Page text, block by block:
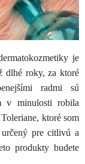
je
dlhé roky, za ktoré
radmi sú
v minulosti robila
ktoré som
pre citlivú a
produkty budete